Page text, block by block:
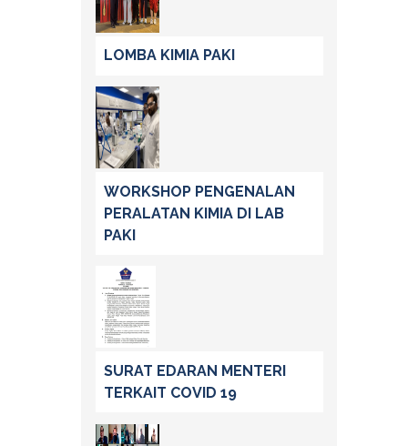
LOMBA KIMIA PAKI
WORKSHOP PENGENALAN
PERALATAN KIMIA DI LAB
PAKI
SURAT EDARAN MENTERI
TERKAIT COVID 19